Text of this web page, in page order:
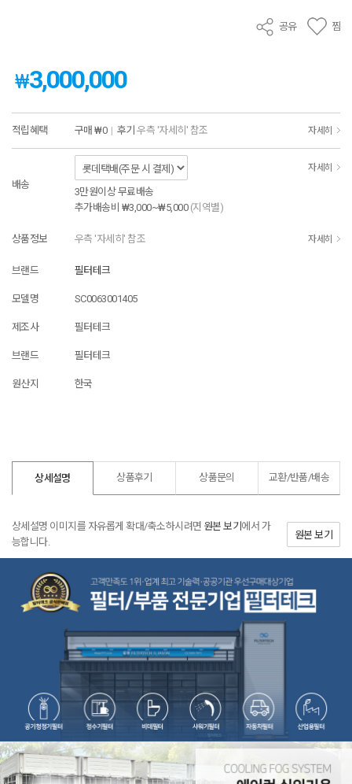
공유 찜
₩3,000,000
적립혜택 구매 ₩0 | 후기 우측 '자세히' 참조 자세히
배송
자세히
3만원이상 무료배송
추가배송비 ₩3,000~₩5,000 (지역별)
상품정보 우측 '자세히' 참조 자세히
브랜드 필터테크
모델명 SC0063001405
제조사 필터테크
브랜드 필터테크
원산지 한국
상세설명 상품후기 상품문의 교환/반품/배송
상세설명 이미지를 자유롭게 확대/축소하시려면 원본 보기 에서 가
능합니다.
원본 보기